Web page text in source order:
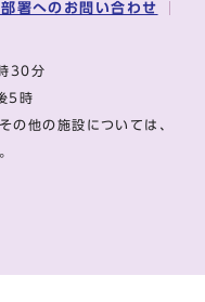
署へのお問い合わせ
時30分
後5時
の他の施設については、